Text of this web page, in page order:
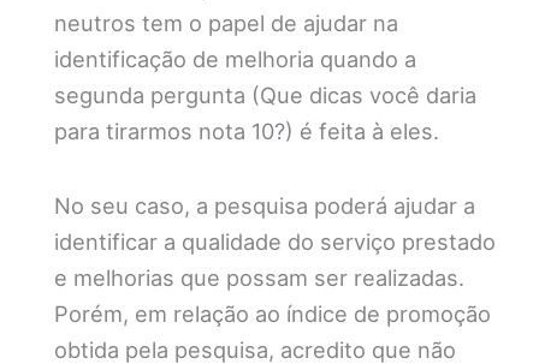
neutros tem o papel de ajudar na
identificação de melhoria quando a
segunda pergunta (Que dicas você daria
para tirarmos nota 10?) é feita à eles.
No seu caso, a pesquisa poderá ajudar a
identificar a qualidade do serviço prestado
e melhorias que possam ser realizadas.
Porém, em relação ao índice de promoção
obtida pela pesquisa, acredito que não